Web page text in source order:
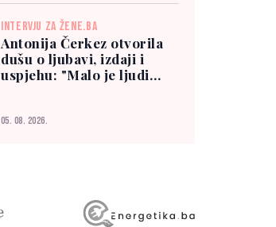
INTERVJU ZA ŽENE.BA
Antonija Čerkez otvorila
dušu o ljubavi, izdaji i
uspjehu: "Malo je ljudi
05. 08. 2026.